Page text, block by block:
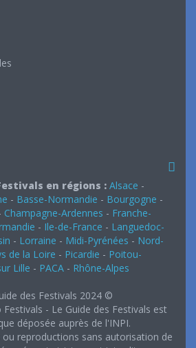
en régions : Alsace -
- Basse-Normandie - Bourgogne -
Champagne-Ardennes - Franche-
- Ile-de-France - Languedoc-
- Lorraine - Midi-Pyrénées - Nord-
de la Loire - Picardie - Poitou-
Lille - PACA - Rhône-Alpes
des Festivals 2024 ©
- Le Guide des Festivals est
déposée auprès de l'INPI.
reproductions sans autorisation de